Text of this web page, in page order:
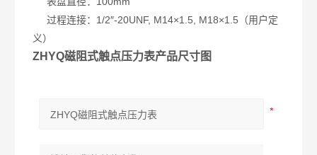
过程连接：1/2″-20UNF, M14×1.5, M18×1.5（用户定
义）
ZHYQ磁阻式触点压力表产品尺寸图